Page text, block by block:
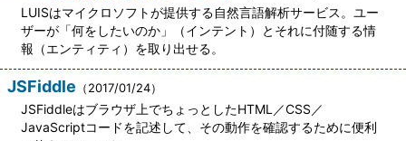
LUISはマイクロソフトが提供する自然言語解析サービス。ユー
ザーが「何をしたいのか」（インテント）とそれに付随する情
報（エンティティ）を取り出せる。
JSFiddle （2017/01/24）
JSFiddleはブラウザ上でちょっとしたHTML／CSS／
JavaScriptコードを記述して、その動作を確認するために便利